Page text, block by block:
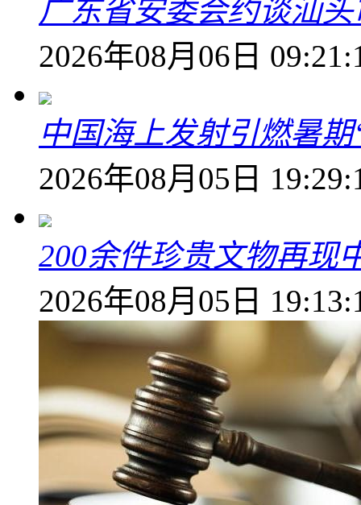
广东省安委会约谈汕
2026年08月06日
中国海上发射引燃暑
2026年08月05日
200余件珍贵文物再现
2026年08月05日